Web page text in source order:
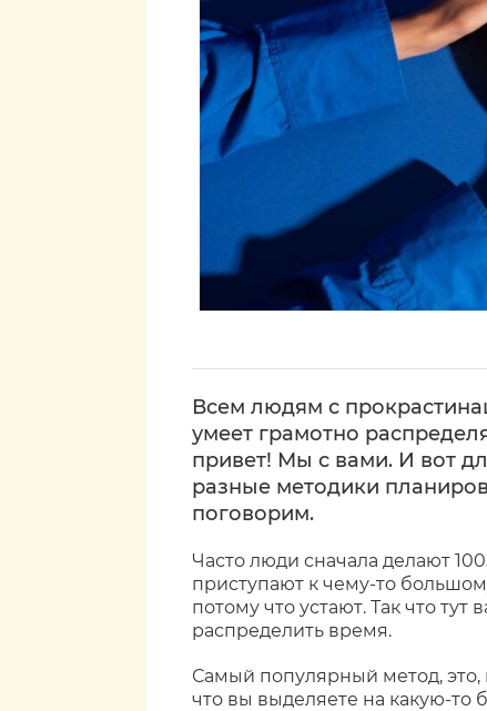
Всем людям с
умеет грамотно
привет! Мы с вами. И вот
разные методики
поговорим.
Часто люди сначала делают
приступают к чему-то
потому что устают. Так что
распределить время.
Самый популярный метод, это,
что вы выделяете на какую-то